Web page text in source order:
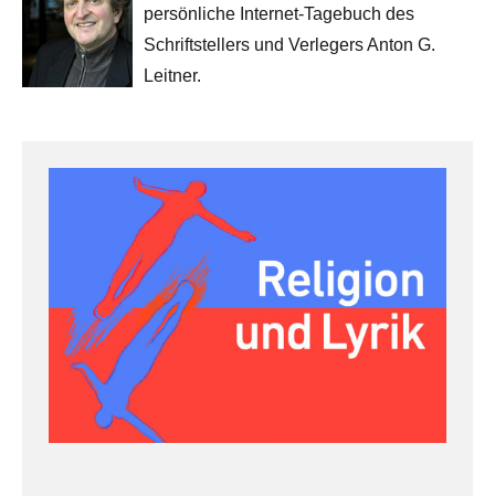
persönliche Internet-Tagebuch des
Schriftstellers und Verlegers Anton G.
Leitner.